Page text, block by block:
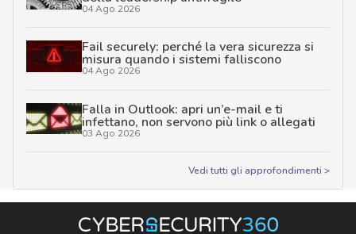
04 Ago 2026
Fail securely: perché la vera sicurezza si
misura quando i sistemi falliscono
04 Ago 2026
Falla in Outlook: apri un’e-mail e ti
infettano, non servono più link o allegati
03 Ago 2026
Vedi tutti gli approfondimenti >